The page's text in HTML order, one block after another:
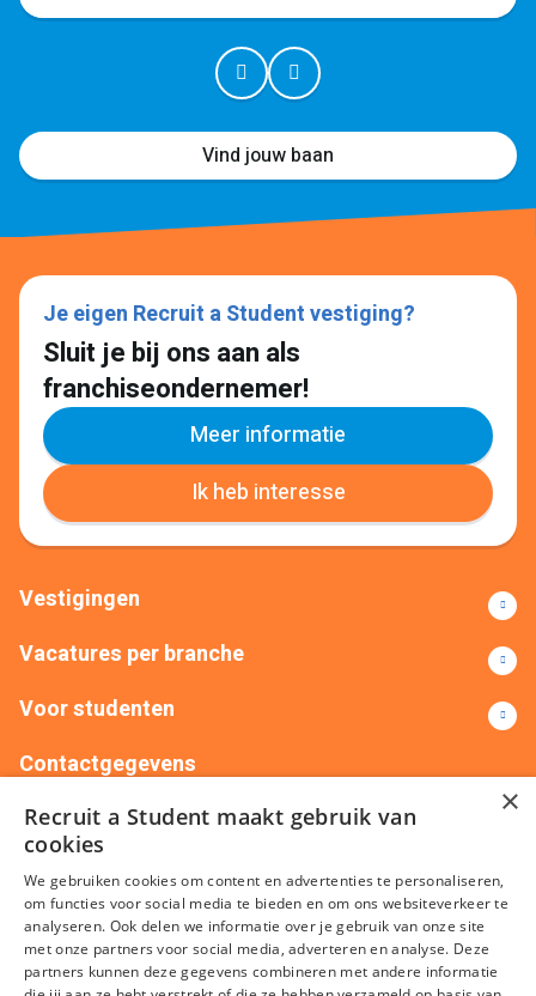
Vind jouw baan
Je eigen Recruit a Student vestiging?
Sluit je bij ons aan als
franchiseondernemer!
Meer informatie
Ik heb interesse
Vestigingen
Vacatures per branche
Voor studenten
Contactgegevens
+31(0)88 522 00 76
info@recruitastudent.nl
Alle vestigingen
×
Recruit a Student maakt gebruik van
cookies
We gebruiken cookies om content en advertenties te personaliseren,
om functies voor social media te bieden en om ons websiteverkeer te
analyseren. Ook delen we informatie over je gebruik van onze site
met onze partners voor social media, adverteren en analyse. Deze
partners kunnen deze gegevens combineren met andere informatie